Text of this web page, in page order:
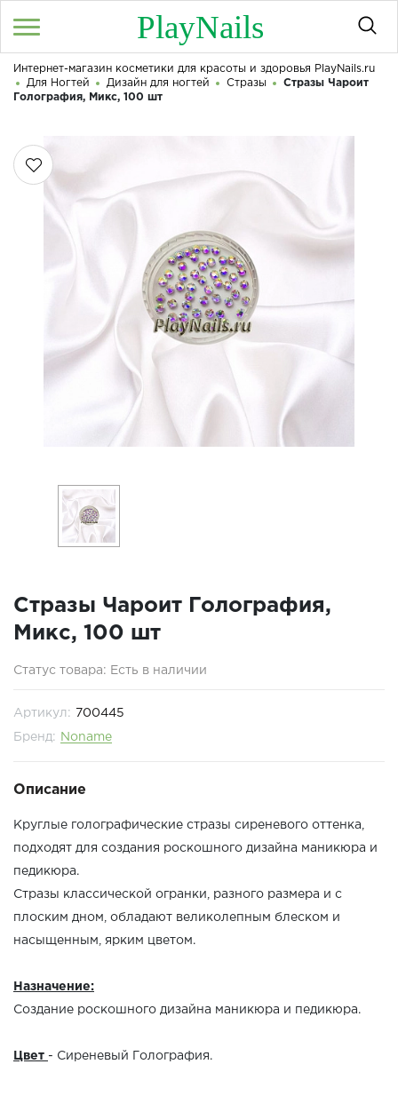
PlayNails
Войти Регистрация
КОНТАКТЫ
ДОСТАВКА И ОПЛАТА
Здравствуйте! Что вы ищете?
Интернет-магазин косметики для красоты и здоровья PlayNails.ru
Для Ногтей
Дизайн для ногтей Стразы
Стразы Чароит
Голография, Микс, 100 шт
Стразы Чароит Голография,
Микс, 100 шт
Статус товара: Есть в наличии
Артикул: 700445
Бренд: Noname
Описание
Круглые голографические стразы сиреневого оттенка,
подходят для создания роскошного дизайна маникюра и
педикюра.
Стразы классической огранки, разного размера и с
плоским дном, обладают великолепным блеском и
насыщенным, ярким цветом.
Назначение:
Создание роскошного дизайна маникюра и педикюра.
Цвет - Сиреневый Голография.